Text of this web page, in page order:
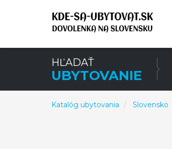
HĽADAŤ
UBYTOVANIE
Katalóg ubytovania Slovensko